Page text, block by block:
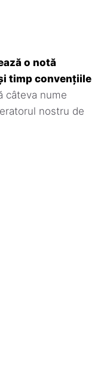
o notă
timp convențiile
câteva nume
nostru de